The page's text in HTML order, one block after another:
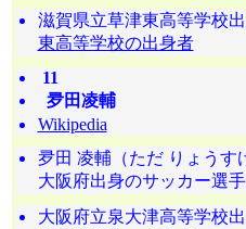
滋賀県立草津東高等学校
東高等学校の出身者
11
夛田凌輔
Wikipedia
夛田 凌輔（ただ りょうす
大阪府出身のサッカー選手
大阪府立泉大津高等学